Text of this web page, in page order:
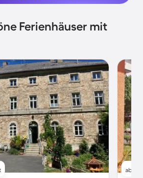
Ferienhäuser mit
ab